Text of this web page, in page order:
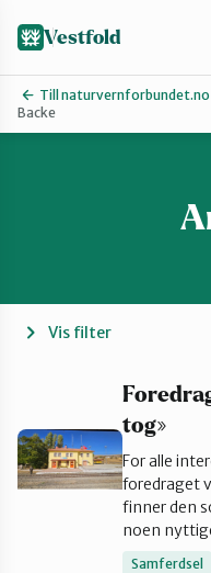
Holmestrand
Sandefjord
Tønsberg og
Vestfold
Till naturvernforbundet.no
Backe
Vis filter
tog»
For alle
foredraget
finner den
noen
Samferdsel